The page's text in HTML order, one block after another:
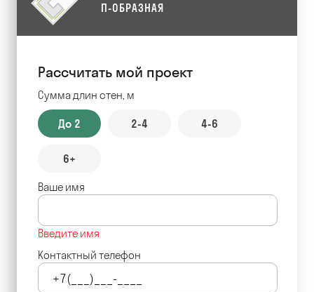
П-ОБРАЗНАЯ
Рассчитать мой проект
Сумма длин стен, м
До 2 2-4 4-6
6+
Ваше имя
Введите имя
Контактный телефон